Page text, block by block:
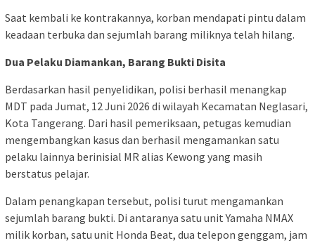
Saat kembali ke kontrakannya, korban mendapati pintu dalam
keadaan terbuka dan sejumlah barang miliknya telah hilang.
Dua Pelaku Diamankan, Barang Bukti Disita
Berdasarkan hasil penyelidikan, polisi berhasil menangkap
MDT pada Jumat, 12 Juni 2026 di wilayah Kecamatan Neglasari,
Kota Tangerang. Dari hasil pemeriksaan, petugas kemudian
mengembangkan kasus dan berhasil mengamankan satu
pelaku lainnya berinisial MR alias Kewong yang masih
berstatus pelajar.
Dalam penangkapan tersebut, polisi turut mengamankan
sejumlah barang bukti. Di antaranya satu unit Yamaha NMAX
milik korban, satu unit Honda Beat, dua telepon genggam, jam